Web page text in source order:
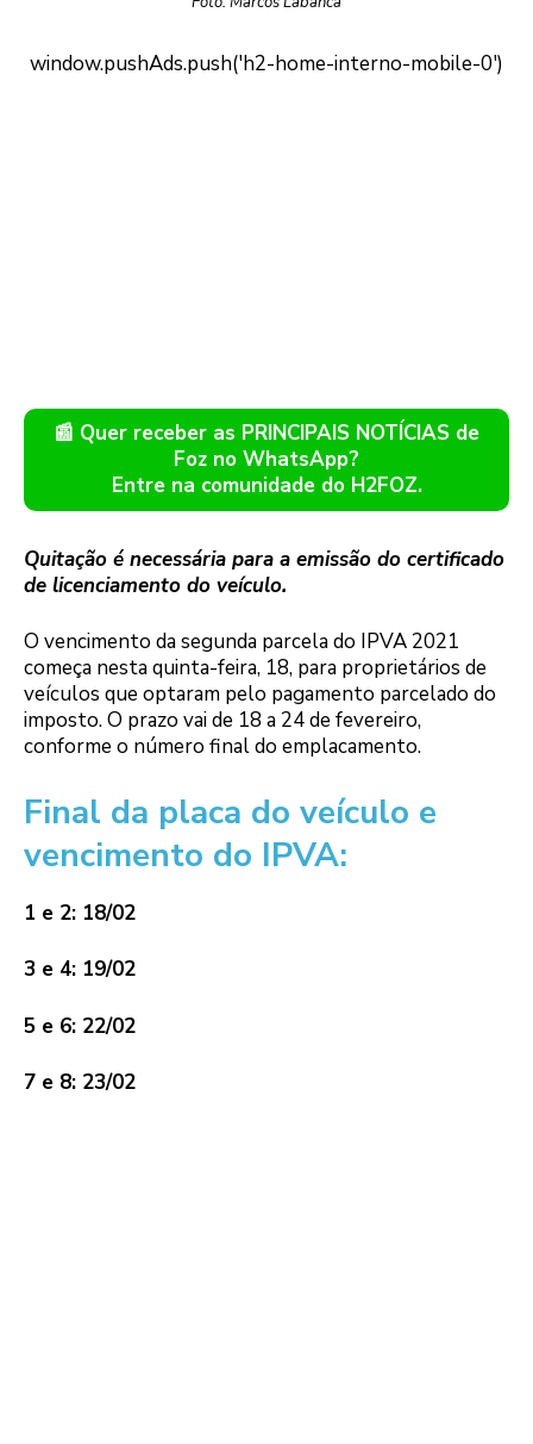
📰 Quer receber as PRINCIPAIS NOTÍCIAS de
Foz no WhatsApp?
Entre na comunidade do H2FOZ.
Quitação é necessária para a emissão do certificado
de licenciamento do veículo.
O vencimento da segunda parcela do IPVA 2021
começa nesta quinta-feira, 18, para proprietários de
veículos que optaram pelo pagamento parcelado do
imposto. O prazo vai de 18 a 24 de fevereiro,
conforme o número final do emplacamento.
Final da placa do veículo e
vencimento do IPVA:
1 e 2: 18/02
3 e 4: 19/02
5 e 6: 22/02
7 e 8: 23/02